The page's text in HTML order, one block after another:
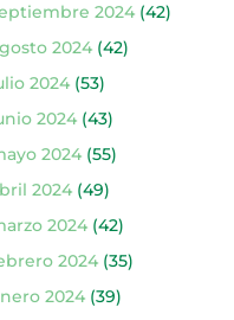
2024(42)
2024(42)
2024(53)
2024(43)
2024(55)
2024(49)
2024(42)
2024(35)
2024(39)